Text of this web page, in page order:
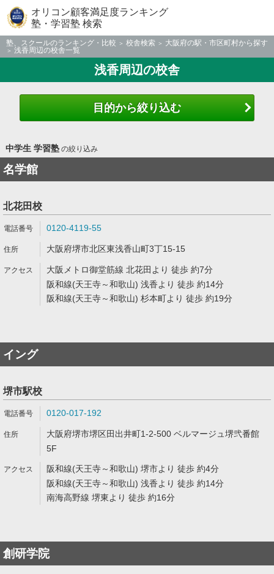
オリコン顧客満足度ランキング
塾・学習塾 検索
塾、スクールのランキング・比較 校舎検索
大阪府の駅・市区町村から探す
浅香周辺の校舎一覧
浅香周辺の校舎
目的から絞り込む
中学生 学習塾の絞り込み
名学館
北花田校
0120-4119-55
大阪府堺市北区東浅香山町3丁15-15
大阪メトロ御堂筋線 北花田より 徒歩 約7分
阪和線(天王寺～和歌山) 浅香より 徒歩 約14分
阪和線(天王寺～和歌山) 杉本町より 徒歩 約19分
イング
堺市駅校
0120-017-192
大阪府堺市堺区田出井町1-2-500 ベルマージュ堺弐番館
5F
阪和線(天王寺～和歌山) 堺市より 徒歩 約4分
阪和線(天王寺～和歌山) 浅香より 徒歩 約14分
南海高野線 堺東より 徒歩 約16分
創研学院